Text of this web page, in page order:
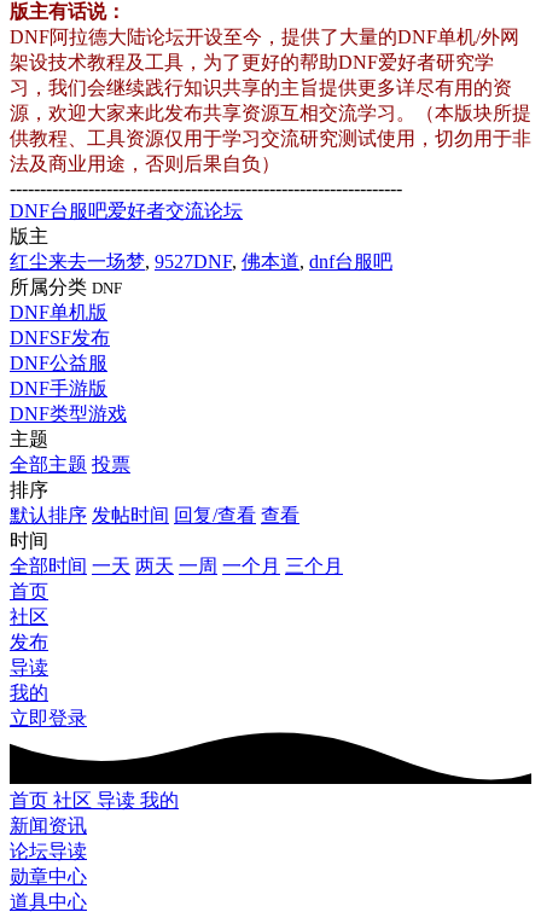
版主有话说：
DNF阿拉德大陆论坛开设至今，提供了大量的DNF单机/外网
架设技术教程及工具，为了更好的帮助DNF爱好者研究学
习，我们会继续践行知识共享的主旨提供更多详尽有用的资
源，欢迎大家来此发布共享资源互相交流学习。（本版块所提
供教程、工具资源仅用于学习交流研究测试使用，切勿用于非
法及商业用途，否则后果自负）
-----------------------------------------------------------------
DNF台服吧爱好者交流论坛
版主
红尘来去一场梦, 9527DNF, 佛本道, dnf台服吧
所属分类 DNF
DNF单机版
DNFSF发布
DNF公益服
DNF手游版
DNF类型游戏
主题
全部主题 投票
排序
默认排序 发帖时间 回复/查看 查看
时间
全部时间 一天 两天 一周 一个月 三个月
首页
社区
发布
导读
我的
立即登录
首页 社区 导读 我的
新闻资讯
论坛导读
勋章中心
道具中心